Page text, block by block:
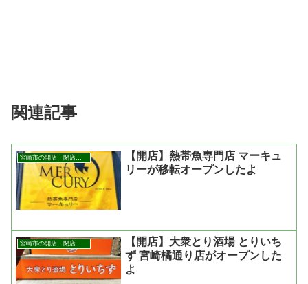
関連記事
【開店】熱帯魚専門店 マーキュ
リーが移転オープンしたよ
宮崎市の開店・閉店まとめ
【開店】大衆とり酒場 とりいち
ず 宮崎橘通り店がオープンした
よ